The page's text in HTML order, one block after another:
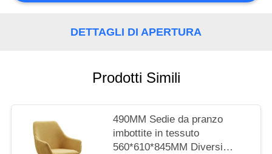
POLICY
DETTAGLI DI APERTURA
Prodotti Simili
490MM Sedie da pranzo
imbottite in tessuto
560*610*845MM Diversi